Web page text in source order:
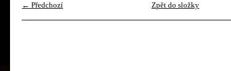
← Předchozí Zpět do složky